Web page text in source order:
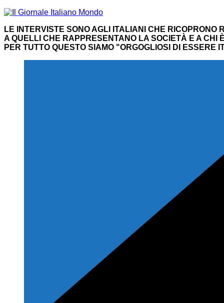
Salta
contenuto
LE INTERVISTE SONO AGLI ITALIANI CHE RICOPRONO
A QUELLI CHE RAPPRESENTANO LA SOCIETÀ E A CHI
PER TUTTO QUESTO SIAMO "ORGOGLIOSI DI ESSERE